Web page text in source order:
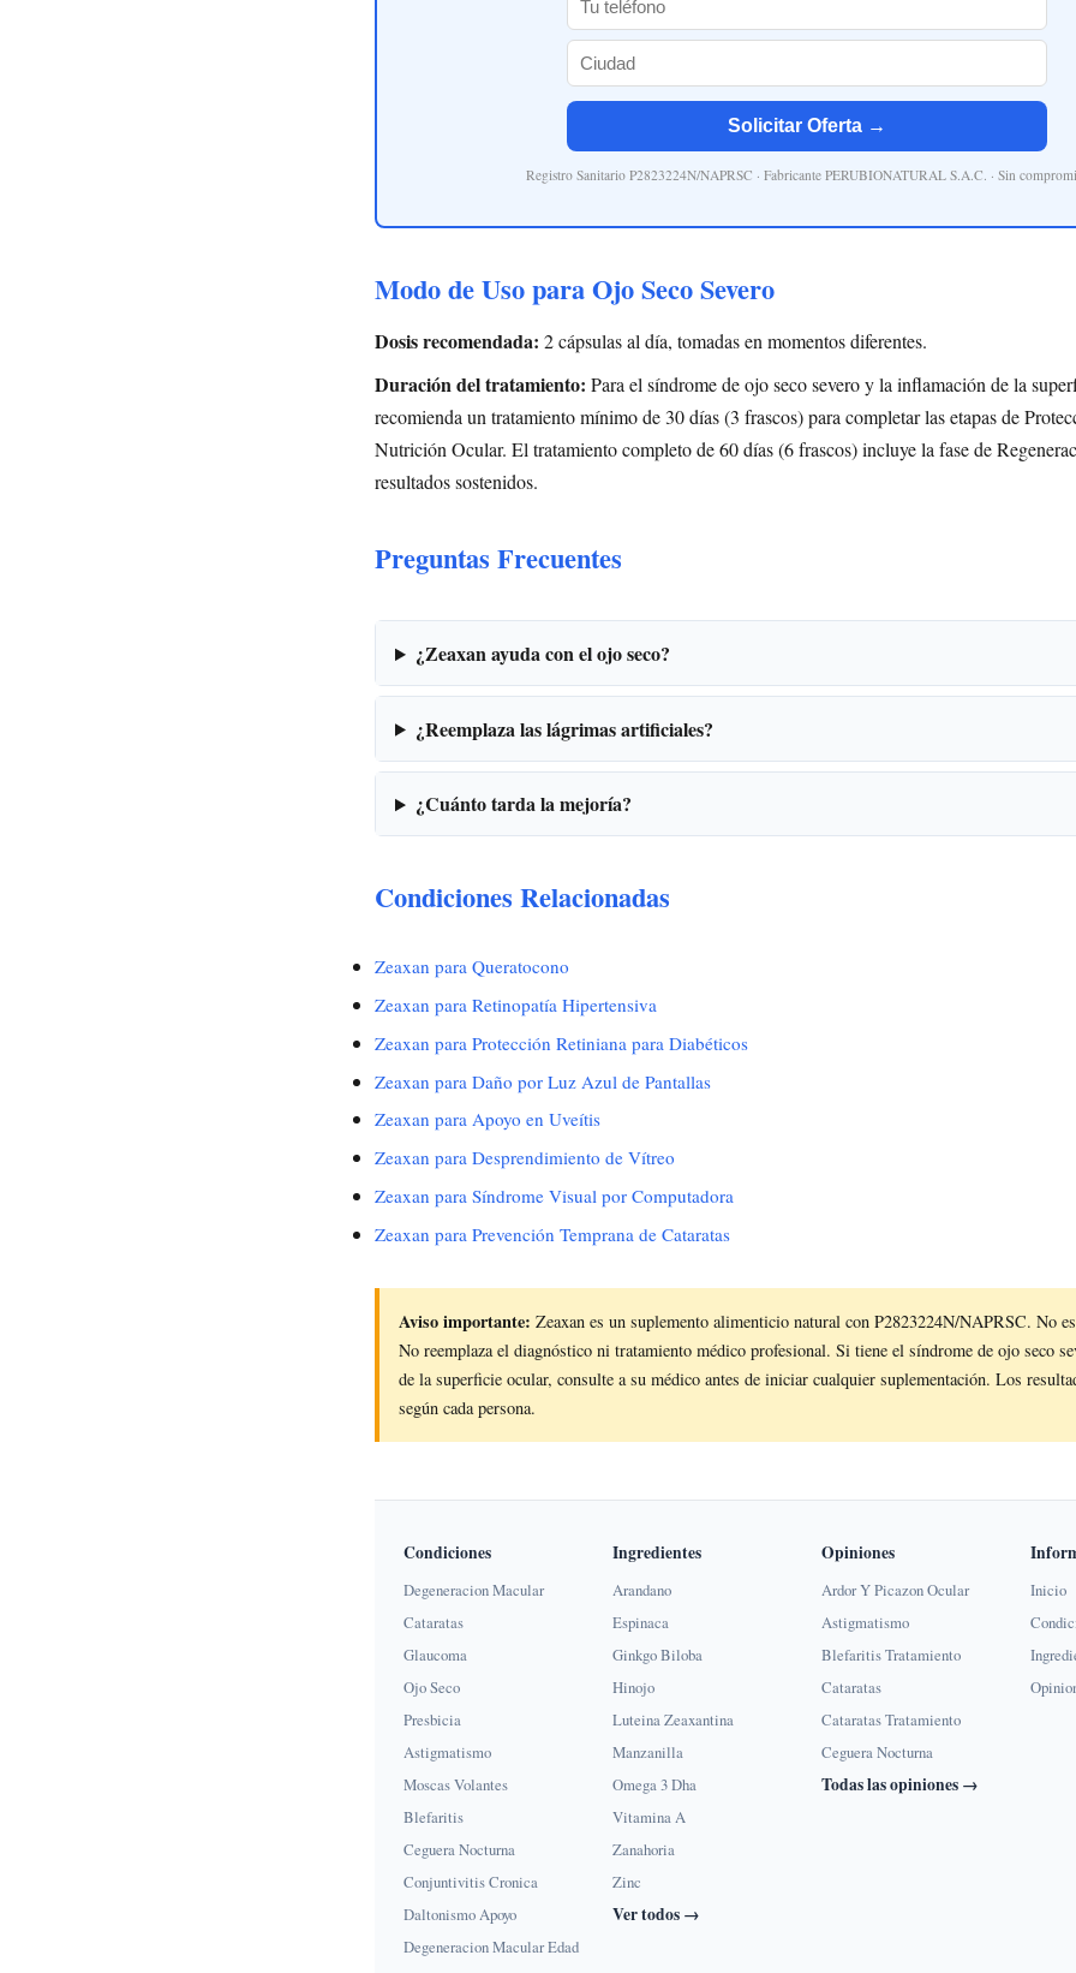
Solicitar Oferta →
Registro Sanitario P2823224N/NAPRSC · Fabricante PERUBIONATURAL S.A.C. · Sin
Modo de Uso para Ojo Seco Severo
Dosis recomendada: 2 cápsulas al día, tomadas en momentos diferentes.
Duración del tratamiento: Para el síndrome de ojo seco severo y la inflamación de la
recomienda un tratamiento mínimo de 30 días (3 frascos) para completar las etapas de
Nutrición Ocular. El tratamiento completo de 60 días (6 frascos) incluye la fase de
resultados sostenidos.
Preguntas Frecuentes
¿Zeaxan ayuda con el ojo seco?
¿Reemplaza las lágrimas artificiales?
¿Cuánto tarda la mejoría?
Condiciones Relacionadas
Zeaxan para Queratocono
Zeaxan para Retinopatía Hipertensiva
Zeaxan para Protección Retiniana para Diabéticos
Zeaxan para Daño por Luz Azul de Pantallas
Zeaxan para Apoyo en Uveítis
Zeaxan para Desprendimiento de Vítreo
Zeaxan para Síndrome Visual por Computadora
Zeaxan para Prevención Temprana de Cataratas
Aviso importante: Zeaxan es un suplemento alimenticio natural con P2823224N/NAPRSC. No
No reemplaza el diagnóstico ni tratamiento médico profesional. Si tiene el síndrome de ojo seco
de la superficie ocular, consulte a su médico antes de iniciar cualquier suplementación. Los
según cada persona.
Condiciones
Degeneracion Macular
Cataratas
Glaucoma
Ojo Seco
Presbicia
Astigmatismo
Moscas Volantes
Blefaritis
Ceguera Nocturna
Conjuntivitis Cronica
Daltonismo Apoyo
Degeneracion Macular Edad
Ingredientes
Arandano
Espinaca
Ginkgo Biloba
Hinojo
Luteina Zeaxantina
Manzanilla
Omega 3 Dha
Vitamina A
Zanahoria
Zinc
Ver todos →
Opiniones
Ardor Y Picazon Ocular
Astigmatismo
Blefaritis Tratamiento
Cataratas
Cataratas Tratamiento
Ceguera Nocturna
Todas las opiniones →
Inicio